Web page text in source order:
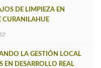
DE LIMPIEZA EN
CURANILAHUE
LA GESTIÓN LOCAL
EN DESARROLLO REAL